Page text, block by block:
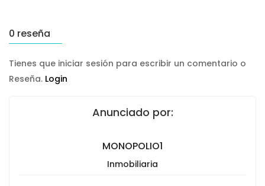
0 reseña
Tienes que iniciar sesión para escribir un comentario o
Reseña. Login
Anunciado por:
MONOPOLIO1
Inmobiliaria